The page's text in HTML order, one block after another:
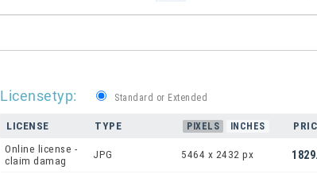
Licensetyp: Standard or Extended
LICENSE TYPE PIXELS INCHES
Online license -
claim damag
JPG 5464 x 2432 px